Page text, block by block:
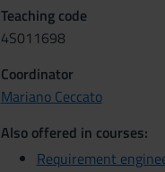
Teaching code
4S011698
Coordinator
Mariano Ceccato
Also offered in courses:
Requirement